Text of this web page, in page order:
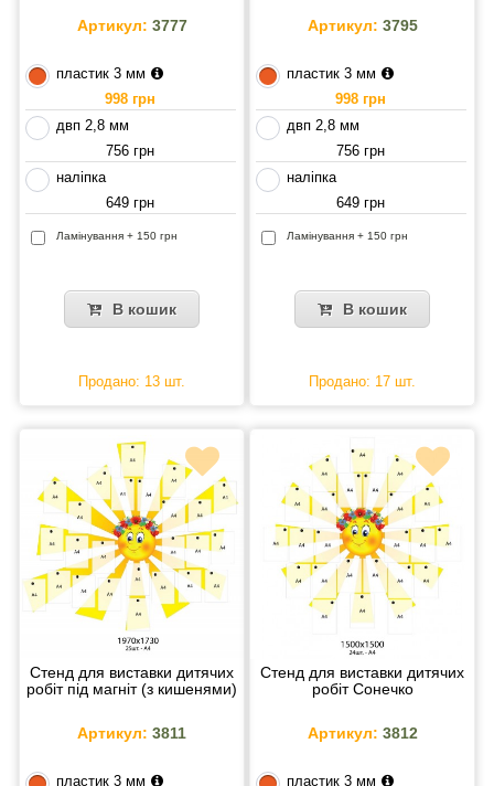
Артикул: 3777
пластик 3 мм
998 грн
двп 2,8 мм
756 грн
наліпка
649 грн
Ламінування + 150 грн
В кошик
Продано: 13 шт.
Артикул: 3795
пластик 3 мм
998 грн
двп 2,8 мм
756 грн
наліпка
649 грн
Ламінування + 150 грн
В кошик
Продано: 17 шт.
Стенд для виставки дитячих
робіт під магніт (з кишенями)
Артикул: 3811
пластик 3 мм
Стенд для виставки дитячих
робіт Сонечко
Артикул: 3812
пластик 3 мм